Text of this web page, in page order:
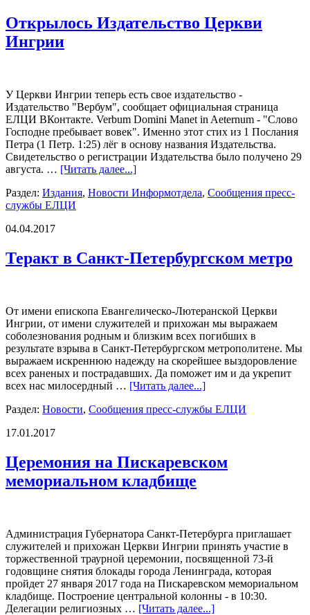
Открылось Издательство Церкви
Ингрии
У Церкви Ингрии теперь есть свое издательство -
Издательство "Вербум", сообщает официальная страница
ЕЛЦИ ВКонтакте. Verbum Domini Manet in Aeternum - "Слово
Господне пребывает вовек". Именно этот стих из 1 Послания
Петра (1 Петр. 1:25) лёг в основу названия Издательства.
Свидетельство о регистрации Издательства было получено 29
августа. … [Читать далее...]
Раздел: Издания, Новости Информотдела, Сообщения пресс-
службы ЕЛЦИ
04.04.2017
Теракт в Санкт-Петербургском метро
От имени епископа Евангелическо-Лютеранской Церкви
Ингрии, от имени служителей и прихожан мы выражаем
соболезнования родным и близким всех погибших в
результате взрыва в Санкт-Петербургском метрополитене. Мы
выражаем искреннюю надежду на скорейшее выздоровление
всех раненых и пострадавших. Да поможет им и да укрепит
всех нас милосердный … [Читать далее...]
Раздел: Новости, Сообщения пресс-службы ЕЛЦИ
17.01.2017
Церемония на Пискаревском
мемориальном кладбище
Администрация Губернатора Санкт-Петербурга приглашает
служителей и прихожан Церкви Ингрии принять участие в
торжественной траурной церемонии, посвященной 73-й
годовщине снятия блокады города Ленинграда, которая
пройдет 27 января 2017 года на Пискаревском мемориальном
кладбище. Построение центральной колонны - в 10:30.
Делегации религиозных … [Читать далее...]